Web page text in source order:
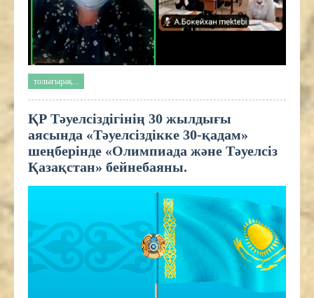
толығырақ...
ҚР Тәуелсіздігінің 30 жылдығы
аясында «Тәуелсіздікке 30-қадам»
шеңберінде «Олимпиада және Тәуелсіз
Қазақстан» бейнебаяны.